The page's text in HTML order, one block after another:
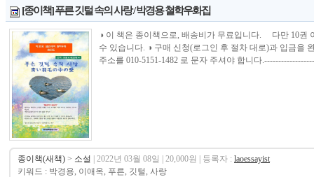
[종이책] 푸른 깃털 속의 사랑 / 박경용 철학우화집
◑ 이 책은 종이책으로, 배송비가 무료입니다. 다만 10권
수 있습니다. ◑ 구매 신청(로그인 후 절차 대로)과 입금
주소를 010-5151-1482 로 문자 주셔야 합니다
종이책(새책) > 소설 | 2022년 03월 08일 | 20,000원 | 등록자 : laoessayist
키워드 : 박경용, 이애옥, 푸른, 깃털, 사랑